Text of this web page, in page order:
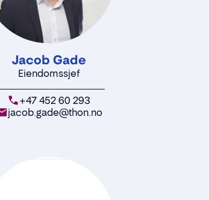
Jacob Gade
Eiendomssjef
+47 452 60 293
jacob.gade@thon.no